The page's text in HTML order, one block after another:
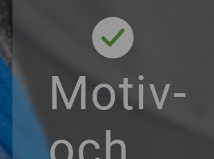
Motiv-